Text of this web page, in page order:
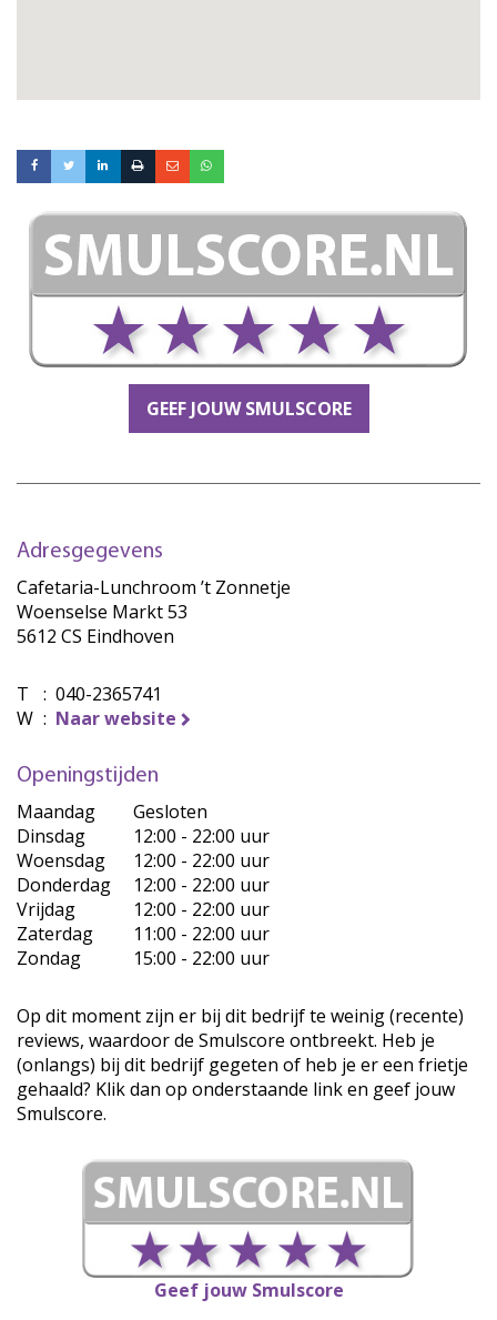
GEEF JOUW SMULSCORE
Adresgegevens
Cafetaria-Lunchroom ’t Zonnetje
Woenselse Markt 53
5612 CS Eindhoven
T : 040-2365741
W : Naar website
Openingstijden
Maandag
Gesloten
Dinsdag
12:00 - 22:00 uur
Woensdag
12:00 - 22:00 uur
Donderdag
12:00 - 22:00 uur
Vrijdag
12:00 - 22:00 uur
Zaterdag
11:00 - 22:00 uur
Zondag
15:00 - 22:00 uur
Op dit moment zijn er bij dit bedrijf te weinig (recente)
reviews, waardoor de Smulscore ontbreekt. Heb je
(onlangs) bij dit bedrijf gegeten of heb je er een frietje
gehaald? Klik dan op onderstaande link en geef jouw
Smulscore.
Geef jouw Smulscore